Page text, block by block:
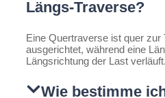
Längs-Traverse?
Eine Quertraverse ist quer
ausgerichtet, während eine
Längsrichtung der Last verläuft.
Wie bestimme